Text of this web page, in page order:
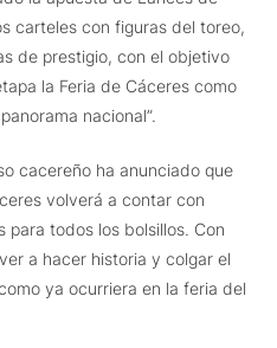
carteles con figuras del toreo,
de prestigio, con el objetivo
la Feria de Cáceres como
nacional”.
cacereño ha anunciado que
volverá a contar con
para todos los bolsillos. Con
a hacer historia y colgar el
ya ocurriera en la feria del